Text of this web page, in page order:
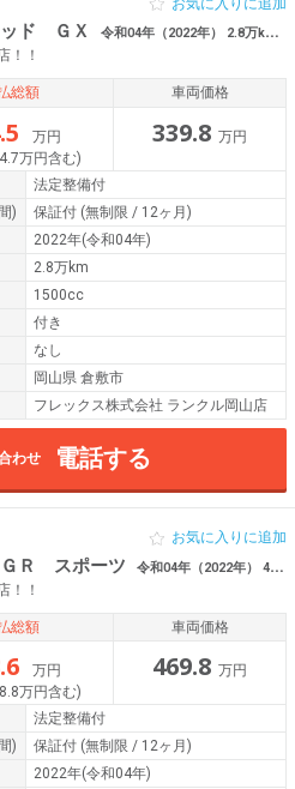
ド ＧＸ 令和04年（2022年） 2.8万km 岡山県倉敷市 【Renoca EURO BOX】
！！
総額
万円
万円含む)
車両価格
339.8 万円
法定整備付
) 保証付 (無制限 / 12ヶ月)
2022年(令和04年)
2.8万km
1500cc
付き
なし
岡山県 倉敷市
フレックス株式会社 ランクル岡山店
わせ 電話する
Ｒ スポーツ 令和04年（2022年） 4万km 岡山県倉敷市 【厳選仕入】
！！
お気に入りに追加
総額
万円
万円含む)
車両価格
469.8 万円
法定整備付
) 保証付 (無制限 / 12ヶ月)
2022年(令和04年)